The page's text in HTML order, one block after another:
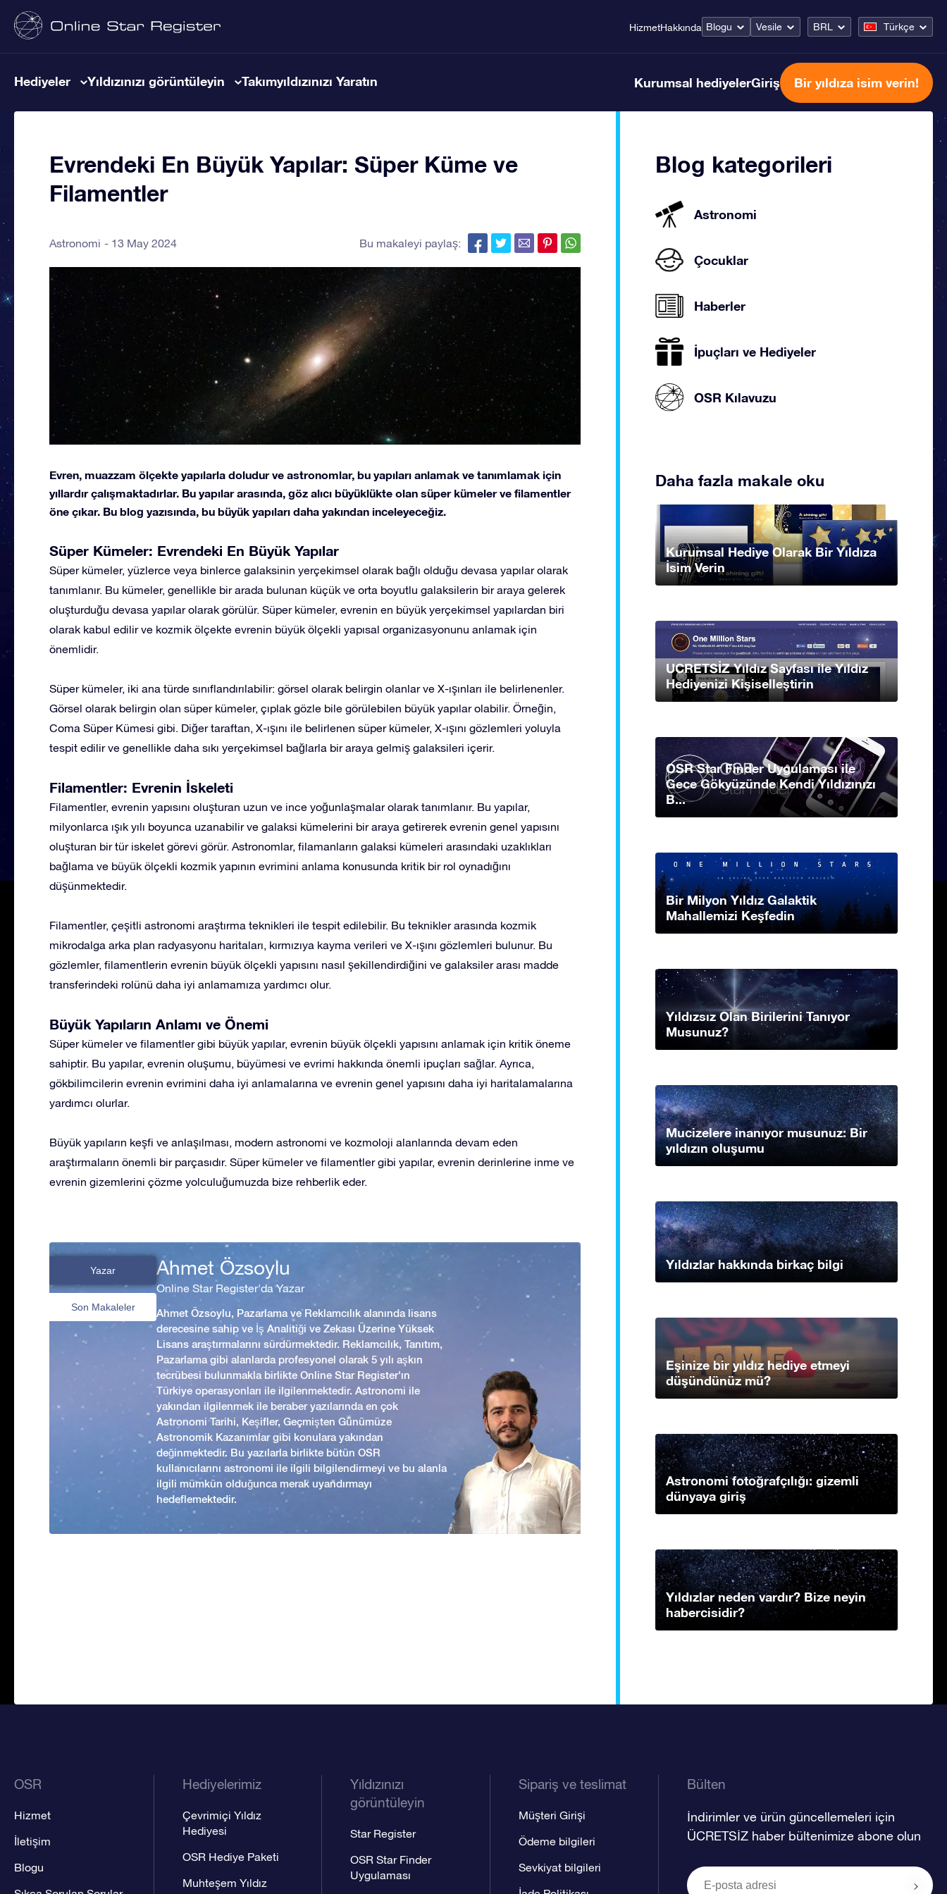
HizmetHakkında Blogu Vesile BRL Türkçe
Hediyeler Yıldızınızı görüntüleyin Takımyıldızınızı Yaratın Kurumsal hediyelerGiriş Bir yıldıza isim verin!
Evrendeki En Büyük Yapılar: Süper Küme ve
Filamentler
Astronomi 13 May 2024 Bu makaleyi paylaş:
Evren, muazzam ölçekte yapılarla doludur ve astronomlar, bu yapıları anlamak ve tanımlamak için
yıllardır çalışmaktadırlar. Bu yapılar arasında, göz alıcı büyüklükte olan süper kümeler ve filamentler
öne çıkar. Bu blog yazısında, bu büyük yapıları daha yakından inceleyeceğiz.
Süper Kümeler: Evrendeki En Büyük Yapılar
Süper kümeler, yüzlerce veya binlerce galaksinin yerçekimsel olarak bağlı olduğu devasa yapılar olarak
tanımlanır. Bu kümeler, genellikle bir arada bulunan küçük ve orta boyutlu galaksilerin bir araya gelerek
oluşturduğu devasa yapılar olarak görülür. Süper kümeler, evrenin en büyük yerçekimsel yapılardan biri
olarak kabul edilir ve kozmik ölçekte evrenin büyük ölçekli yapısal organizasyonunu anlamak için
önemlidir.
Süper kümeler, iki ana türde sınıflandırılabilir: görsel olarak belirgin olanlar ve X-ışınları ile belirlenenler.
Görsel olarak belirgin olan süper kümeler, çıplak gözle bile görülebilen büyük yapılar olabilir. Örneğin,
Coma Süper Kümesi gibi. Diğer taraftan, X-ışını ile belirlenen süper kümeler, X-ışını gözlemleri yoluyla
tespit edilir ve genellikle daha sıkı yerçekimsel bağlarla bir araya gelmiş galaksileri içerir.
Filamentler: Evrenin İskeleti
Filamentler, evrenin yapısını oluşturan uzun ve ince yoğunlaşmalar olarak tanımlanır. Bu yapılar,
milyonlarca ışık yılı boyunca uzanabilir ve galaksi kümelerini bir araya getirerek evrenin genel yapısını
oluşturan bir tür iskelet görevi görür. Astronomlar, filamanların galaksi kümeleri arasındaki uzaklıkları
bağlama ve büyük ölçekli kozmik yapının evrimini anlama konusunda kritik bir rol oynadığını
düşünmektedir.
Filamentler, çeşitli astronomi araştırma teknikleri ile tespit edilebilir. Bu teknikler arasında kozmik
mikrodalga arka plan radyasyonu haritaları, kırmızıya kayma verileri ve X-ışını gözlemleri bulunur. Bu
gözlemler, filamentlerin evrenin büyük ölçekli yapısını nasıl şekillendirdiğini ve galaksiler arası madde
transferindeki rolünü daha iyi anlamamıza yardımcı olur.
Büyük Yapıların Anlamı ve Önemi
Süper kümeler ve filamentler gibi büyük yapılar, evrenin büyük ölçekli yapısını anlamak için kritik öneme
sahiptir. Bu yapılar, evrenin oluşumu, büyümesi ve evrimi hakkında önemli ipuçları sağlar. Ayrıca,
gökbilimcilerin evrenin evrimini daha iyi anlamalarına ve evrenin genel yapısını daha iyi haritalamalarına
yardımcı olurlar.
Büyük yapıların keşfi ve anlaşılması, modern astronomi ve kozmoloji alanlarında devam eden
araştırmaların önemli bir parçasıdır. Süper kümeler ve filamentler gibi yapılar, evrenin derinlerine inme ve
evrenin gizemlerini çözme yolculuğumuzda bize rehberlik eder.
Yazar
Son Makaleler
Ahmet Özsoylu
Online Star Register'da Yazar
Ahmet Özsoylu, Pazarlama ve Reklamcılık alanında lisans
derecesine sahip ve İş Analitiği ve Zekası Üzerine Yüksek
Lisans araştırmalarını sürdürmektedir. Reklamcılık, Tanıtım,
Pazarlama gibi alanlarda profesyonel olarak 5 yılı aşkın
tecrübesi bulunmakla birlikte Online Star Register'ın
Türkiye operasyonları ile ilgilenmektedir. Astronomi ile
yakından ilgilenmek ile beraber yazılarında en çok
Astronomi Tarihi, Keşifler, Geçmişten Günümüze
Astronomik Kazanımlar gibi konulara yakından
değinmektedir. Bu yazılarla birlikte bütün OSR
kullanıcılarını astronomi ile ilgili bilgilendirmeyi ve bu alanla
ilgili mümkün olduğunca merak uyandırmayı
hedeflemektedir.
Blog kategorileri
Astronomi
Çocuklar
Haberler
İpuçları ve Hediyeler
OSR Kılavuzu
Daha fazla makale oku
Kurumsal Hediye Olarak Bir Yıldıza
İsim Verin
UCRETSİZ Yıldız Sayfası ile Yıldız
Hediyenizi Kişiselleştirin
OSR Star Finder Uygulaması ile
Gece Gökyüzünde Kendi Yıldızınızı
B...
Bir Milyon Yıldız Galaktik
Mahallemizi Keşfedin
Yıldızsız Olan Birilerini Tanıyor
Musunuz?
Mucizelere inanıyor musunuz: Bir
yıldızın oluşumu
Yıldızlar hakkında birkaç bilgi
Eşinize bir yıldız hediye etmeyi
düşündünüz mü?
Astronomi fotoğrafçılığı: gizemli
dünyaya giriş
Yıldızlar neden vardır? Bize neyin
habercisidir?
OSR
Hizmet
İletişim
Blogu
Hediyelerimiz
Çevrimiçi Yıldız
Hediyesi
OSR Hediye Paketi
Muhteşem Yıldız
Yıldızınızı
görüntüleyin
Star Register
OSR Star Finder
Uygulaması
Sipariş ve teslimat
Müşteri Girişi
Ödeme bilgileri
Sevkiyat bilgileri
Bülten
İndirimler ve ürün güncellemeleri için
ÜCRETSİZ haber bültenimize abone olun